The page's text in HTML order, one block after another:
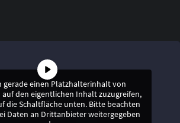
gerade einen Platzhalterinhalt von
auf den eigentlichen Inhalt zuzugreifen,
die Schaltfläche unten. Bitte beachten
Daten an Drittanbieter weitergegeben